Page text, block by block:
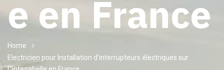
e en France
Home
Electricien pour Installation d’interrupteurs électriques sur